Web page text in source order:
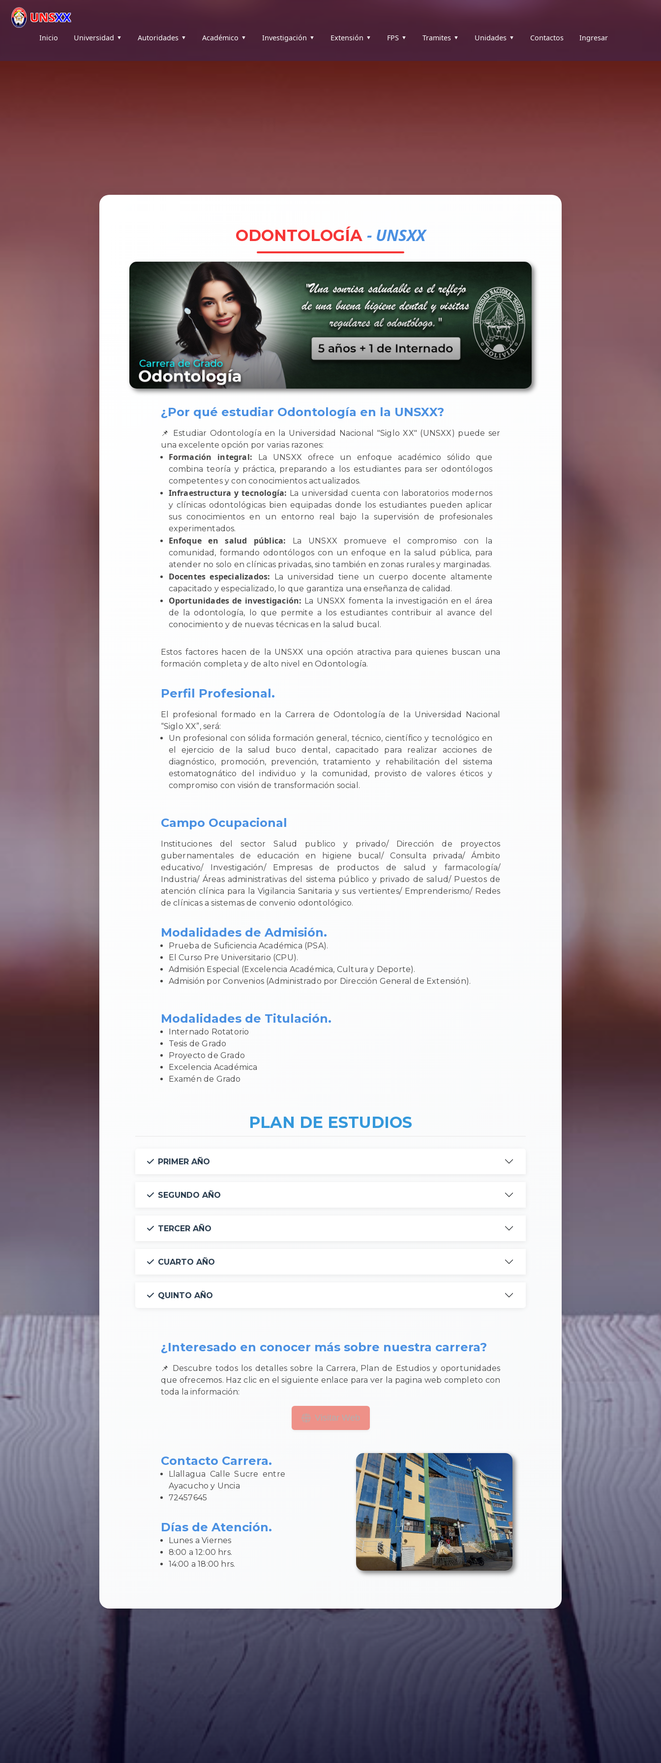
UNSXX
Inicio Universidad Autoridades Académico Investigación Extensión FPS Tramites Unidades Contactos Ingresar
ODONTOLOGÍA - UNSXX
¿Por qué estudiar Odontología en la UNSXX?
📌 Estudiar Odontología en la Universidad Nacional "Siglo XX" (UNSXX) puede ser
una excelente opción por varias razones:
Formación integral: La UNSXX ofrece un enfoque académico sólido que
combina teoría y práctica, preparando a los estudiantes para ser odontólogos
competentes y con conocimientos actualizados.
Infraestructura y tecnología: La universidad cuenta con laboratorios modernos
y clínicas odontológicas bien equipadas donde los estudiantes pueden aplicar
sus conocimientos en un entorno real bajo la supervisión de profesionales
experimentados.
Enfoque en salud pública: La UNSXX promueve el compromiso con la
comunidad, formando odontólogos con un enfoque en la salud pública, para
atender no solo en clínicas privadas, sino también en zonas rurales y marginadas.
Docentes especializados:
La universidad tiene un cuerpo docente altamente
capacitado y especializado, lo que garantiza una enseñanza de calidad.
Oportunidades de investigación: La UNSXX fomenta la investigación en el área
de la odontología, lo que permite a los estudiantes contribuir al avance del
conocimiento y de nuevas técnicas en la salud bucal.
Estos factores hacen de la UNSXX una opción atractiva para quienes buscan una
formación completa y de alto nivel en Odontología.
Perfil Profesional.
El profesional formado en la Carrera de Odontología de la Universidad Nacional
“Siglo XX”, será:
Un profesional con sólida formación general, técnico, científico y tecnológico en
el ejercicio de la salud buco dental, capacitado para realizar acciones de
diagnóstico, promoción, prevención, tratamiento y rehabilitación del sistema
estomatognático del individuo y la comunidad, provisto de valores éticos y
compromiso con visión de transformación social.
Campo Ocupacional
Instituciones del sector Salud publico y privado/ Dirección de proyectos
gubernamentales de educación en higiene bucal/ Consulta privada/ Ámbito
educativo/ Investigación/ Empresas de productos de salud y farmacología/
Industria/ Áreas administrativas del sistema público y privado de salud/ Puestos de
atención clínica para la Vigilancia Sanitaria y sus vertientes/ Emprenderismo/ Redes
de clínicas a sistemas de convenio odontológico.
Modalidades de Admisión.
Prueba de Suficiencia Académica (PSA).
El Curso Pre Universitario (CPU).
Admisión Especial (Excelencia Académica, Cultura y Deporte).
Admisión por Convenios (Administrado por Dirección General de Extensión).
Modalidades de Titulación.
Internado Rotatorio
Tesis de Grado
Proyecto de Grado
Excelencia Académica
Examén de Grado
PLAN DE ESTUDIOS
PRIMER AÑO
SEGUNDO AÑO
TERCER AÑO
CUARTO AÑO
QUINTO AÑO
¿Interesado en conocer más sobre nuestra carrera?
📌 Descubre todos los detalles sobre la Carrera, Plan de Estudios y oportunidades
que ofrecemos. Haz clic en el siguiente enlace para ver la pagina web completo con
toda la información:
Visitar Web
Contacto Carrera.
Llallagua Calle Sucre entre
Ayacucho y Uncia
72457645
Días de Atención.
Lunes a Viernes
8:00 a 12:00 hrs.
14:00 a 18:00 hrs.